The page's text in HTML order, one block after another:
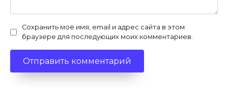
Сохранить моё имя, email и адрес сайта в этом
браузере для последующих моих комментариев.